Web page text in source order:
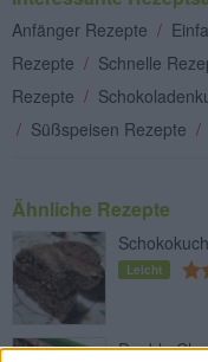
Anfänger Rezepte /
Rezepte / Schnelle
Rezepte /
/ Süßspeisen Rezepte /
Ähnliche Rezepte
Leicht
Double